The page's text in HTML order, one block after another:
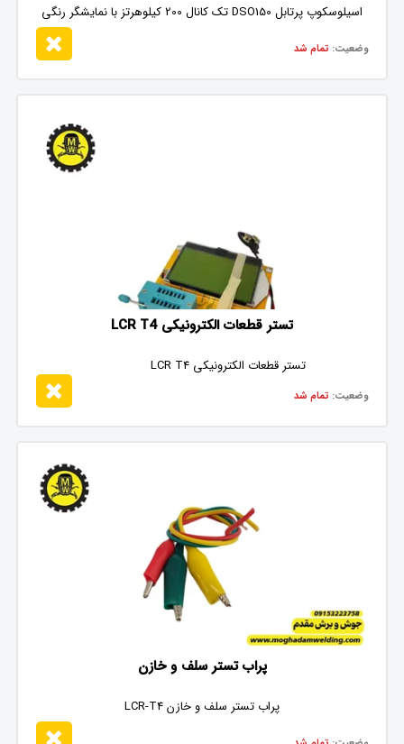
اسیلوسکوپ پرتابل DSO150 تک کانال 200 کیلوهرتز با نمایشگر رنگی
وضعیت: تمام شد
تستر قطعات الکترونیکی LCR T4
تستر قطعات الکترونیکی LCR T4
وضعیت: تمام شد
پراب تستر سلف و خازن
پراب تستر سلف و خازن LCR-T4